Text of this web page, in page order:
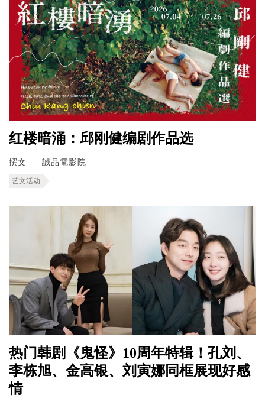
红楼暗涌：邱刚健编剧作品选
撰文 誠品電影院
艺文活动
热门韩剧《鬼怪》10周年特辑！孔刘、
李栋旭、金高银、刘寅娜同框展现好感
情